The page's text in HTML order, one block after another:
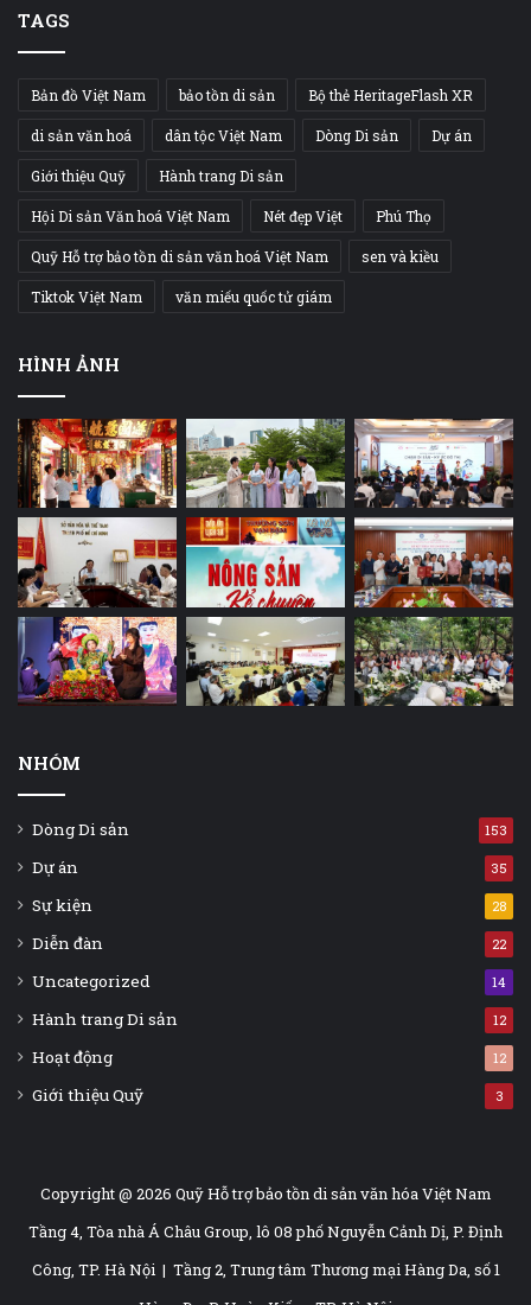
TAGS
Bản đồ Việt Nam bảo tồn di sản Bộ thẻ HeritageFlash XR
di sản văn hoá dân tộc Việt Nam Dòng Di sản Dự án
Giới thiệu Quỹ Hành trang Di sản
Hội Di sản Văn hoá Việt Nam Nét đẹp Việt Phú Thọ
Quỹ Hỗ trợ bảo tồn di sản văn hoá Việt Nam sen và kiều
Tiktok Việt Nam văn miếu quốc tử giám
HÌNH ẢNH
NHÓM
Dòng Di sản 153
Dự án 35
Sự kiện 28
Diễn đàn 22
Uncategorized 14
Hành trang Di sản 12
Hoạt động 12
Giới thiệu Quỹ 3
Copyright @ 2026 Quỹ Hỗ trợ bảo tồn di sản văn hóa Việt Nam
Tầng 4, Tòa nhà Á Châu Group, lô 08 phố Nguyễn Cảnh Dị, P. Định
Công, TP. Hà Nội | Tầng 2, Trung tâm Thương mại Hàng Da, số 1